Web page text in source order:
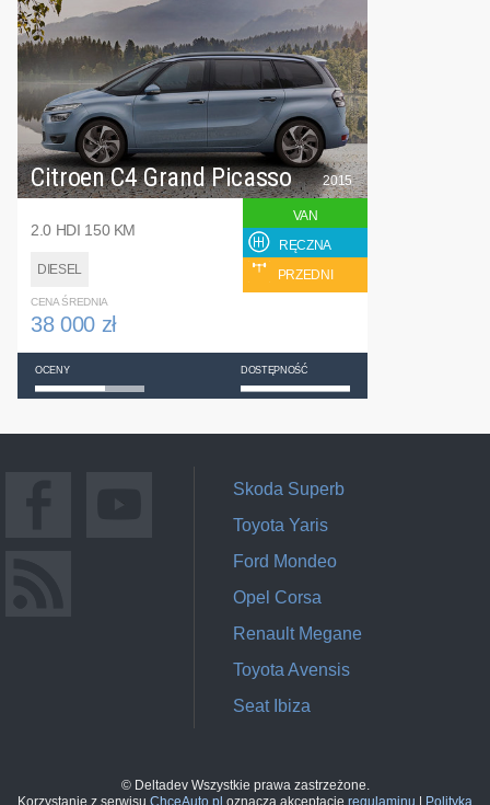
Citroen C4 Grand Picasso
2.0 HDI 150 KM
DIESEL
2015
VAN
RĘCZNA
PRZEDNI
CENA ŚREDNIA
38 000 zł
OCENY DOSTĘPNOŚĆ
Skoda Superb
Toyota Yaris
Ford Mondeo
Opel Corsa
Renault Megane
Toyota Avensis
Seat Ibiza
© Deltadev Wszystkie prawa zastrzeżone.
Korzystanie z serwisu ChceAuto.pl oznacza akceptację regulaminu Polityka